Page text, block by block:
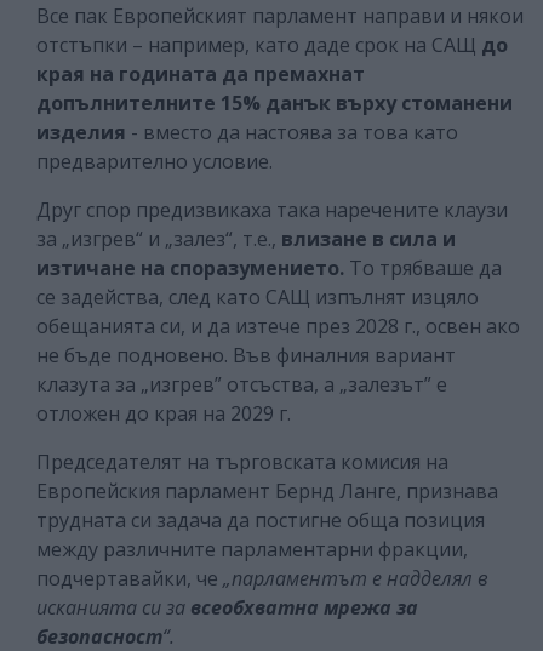
Все пак Европейският парламент направи и някои
отстъпки – например, като даде срок на САЩ до
края на годината да премахнат
допълнителните 15% данък върху стоманени
изделия - вместо да настоява за това като
предварително условие.
Друг спор предизвикаха така наречените клаузи
за „изгрев“ и „залез“, т.е., влизане в сила и
изтичане на споразумението. То трябваше да
се задейства, след като САЩ изпълнят изцяло
обещанията си, и да изтече през 2028 г., освен ако
не бъде подновено. Във финалния вариант
клазута за „изгрев” отсъства, а „залезът” е
отложен до края на 2029 г.
Председателят на търговската комисия на
Европейския парламент Бернд Ланге, признава
трудната си задача да постигне обща позиция
между различните парламентарни фракции,
подчертавайки, че „парламентът е надделял в
исканията си за всеобхватна мрежа за
безопасност“.